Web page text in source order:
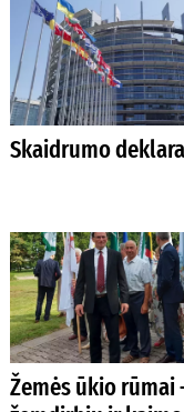
Skaidrumo
Žemės ūkio rūmai